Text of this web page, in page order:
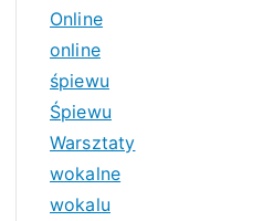
Online
online
śpiewu
Śpiewu
Warsztaty
wokalne
wokalu